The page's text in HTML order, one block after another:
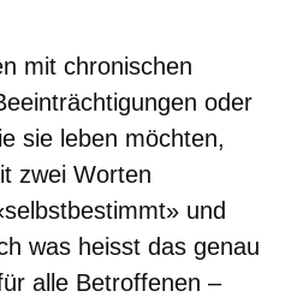
mit chronischen
oder
sie leben möchten,
zwei Worten
und
was heisst das genau
alle Betroffenen –